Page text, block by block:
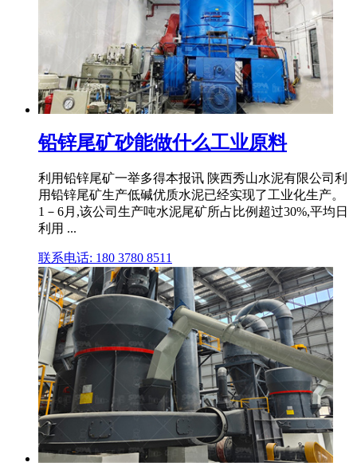
铅锌尾矿砂能做什么工业原料
利用铅锌尾矿一举多得本报讯 陕西秀山水泥有限公司利
用铅锌尾矿生产低碱优质水泥已经实现了工业化生产。
1－6月,该公司生产吨水泥尾矿所占比例超过30%,平均日
利用 ...
联系电话: 180 3780 8511